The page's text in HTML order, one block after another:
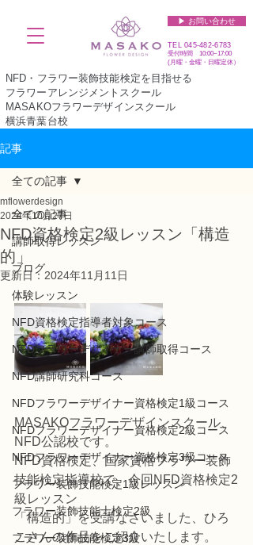
▶︎ お問い合わせ
TEL045-482-6783
受付時間 10:00~17:00​​​
(​月曜・金曜・日曜定休）
NFD・フラワー装飾技能検定を目指せる
フラワーアレンジメントスクール
MASAKOフラワーデザインスクール
横浜青葉台校
記事
全ての記事
講師取得レッスン
ブログ
体験レッスン
NFD資格検定指導者対象コース
NFDフラワーデザイナー講師取得コース
NFD講師研究科コース
NFDフラワーデザイナー資格検定1級コース
NFDフラワーデザイナー資格検定2級コース
NFDフラワーデザイナー資格検定3級コース
フラワー装飾技能検定1級レッスン
フラワー装飾技能士検定2級
フラワー装飾技能検定3級
全ての記事
NFD資格検定2級レッスン「構造
的」
mflowerdesign
2024年10月27日
更新日： 2024年11月11日
MASAKOフラワーデザインスクール、
NFD公認校です。
NFD資格検定、国家資格フラワー装飾
技能検定指導校で、今回NFD資格検定2
級レッスン
「構造的」を受講なさいました、ひろ
こさんの作品をご紹介いたします。